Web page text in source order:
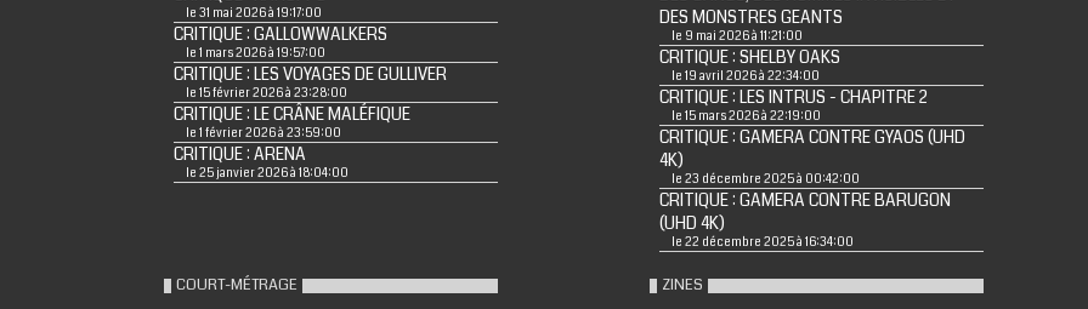
le 31 mai 2026 à 19:17:00
CRITIQUE : GALLOWWALKERS
le 1 mars 2026 à 19:57:00
CRITIQUE : LES VOYAGES DE GULLIVER
le 15 février 2026 à 23:28:00
CRITIQUE : LE CRÂNE MALÉFIQUE
le 1 février 2026 à 23:59:00
CRITIQUE : ARENA
le 25 janvier 2026 à 18:04:00
DES MONSTRES GEANTS
le 9 mai 2026 à 11:21:00
CRITIQUE : SHELBY OAKS
le 19 avril 2026 à 22:34:00
CRITIQUE : LES INTRUS - CHAPITRE 2
le 15 mars 2026 à 22:19:00
CRITIQUE : GAMERA CONTRE GYAOS (UHD
4K)
le 23 décembre 2025 à 00:42:00
CRITIQUE : GAMERA CONTRE BARUGON
(UHD 4K)
le 22 décembre 2025 à 16:34:00
COURT-MÉTRAGE ZINES